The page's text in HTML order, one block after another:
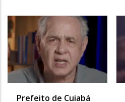
Prefeito de Cuiabá